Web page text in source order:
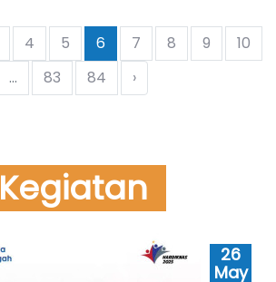
4 5 6 7 8 9
10
...
83 84 ›
Kegiatan
26
May